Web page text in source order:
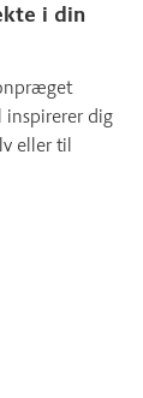
i din
inspirerer dig
eller til